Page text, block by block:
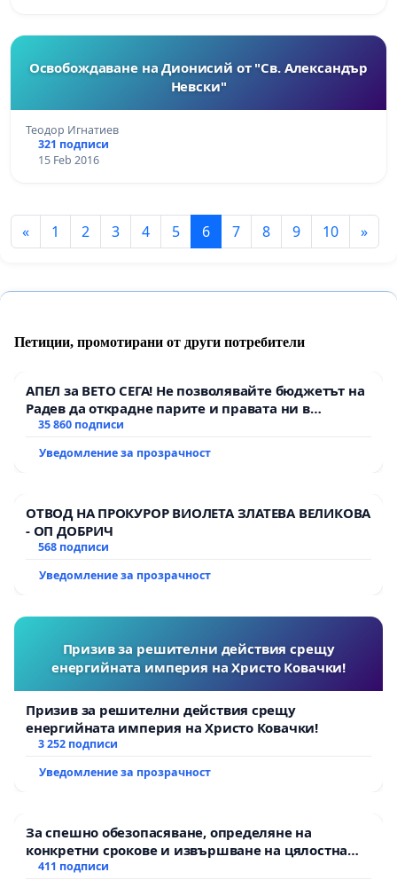
Освобождаване на Дионисий от "Св. Александър
Невски"
Теодор Игнатиев
321 подписи
15 Feb 2016
« 1 2 3 4 5 6 7 8 9 10 »
Петиции, промотирани от други потребители
АПЕЛ за ВЕТО СЕГА! Не позволявайте бюджетът на
Радев да открадне парите и правата ни в
тъмното
35 860 подписи
Уведомление за прозрачност
ОТВОД НА ПРОКУРОР ВИОЛЕТА ЗЛАТЕВА ВЕЛИКОВА
- ОП ДОБРИЧ
568 подписи
Уведомление за прозрачност
Призив за решителни действия срещу
енергийната империя на Христо Ковачки!
Призив за решителни действия срещу
енергийната империя на Христо Ковачки!
3 252 подписи
Уведомление за прозрачност
За спешно обезопасяване, определяне на
конкретни срокове и извършване на цялостна
рехабилитация на републиканския път между
411 подписи